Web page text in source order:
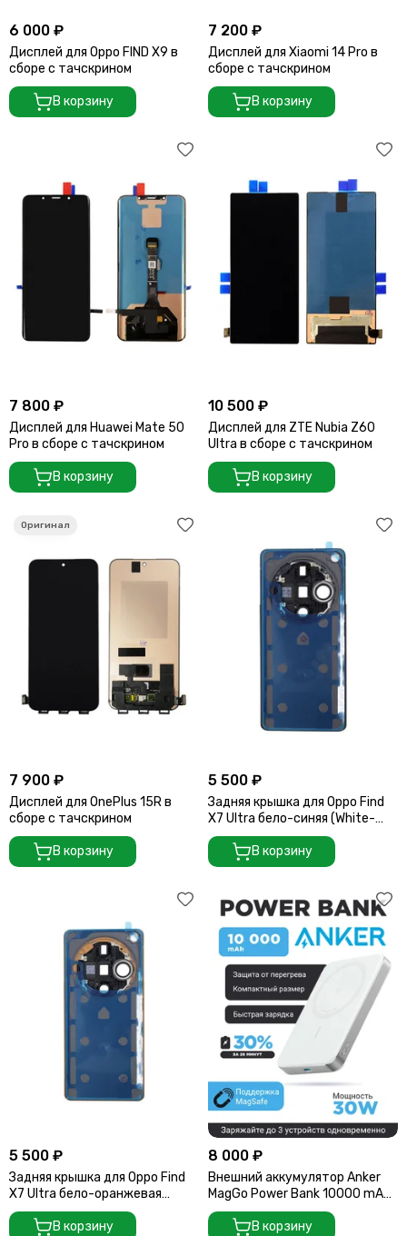
6 000 ₽
Дисплей для Oppo FIND X9 в
сборе с тачскрином
В корзину
7 200 ₽
Дисплей для Xiaomi 14 Pro в
сборе с тачскрином
В корзину
7 800 ₽
Дисплей для Huawei Mate 50
Pro в сборе с тачскрином
В корзину
10 500 ₽
Дисплей для ZTE Nubia Z60
Ultra в сборе с тачскрином
В корзину
7 900 ₽
Дисплей для OnePlus 15R в
сборе с тачскрином
В корзину
5 500 ₽
Задняя крышка для Oppo Find
X7 Ultra бело-синяя (White-
Blue) со стеклом камеры
В корзину
5 500 ₽
Задняя крышка для Oppo Find
X7 Ultra бело-оранжевая
(White-Orange) со стеклом
камерыВ корзину
8 000 ₽
Внешний аккумулятор Anker
MagGo Power Bank 10000 mAh
A1664 белый УЦЕНКА
В корзину